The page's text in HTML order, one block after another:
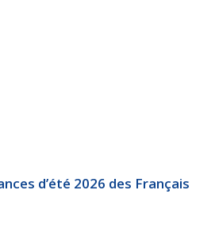
d’été 2026 des Français